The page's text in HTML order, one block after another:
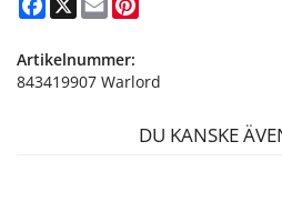
Artikelnummer:
843419907 Warlord
DU KANSKE